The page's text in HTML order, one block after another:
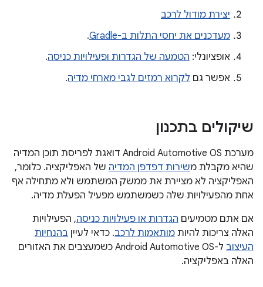
יצירת מודול לרכב
מעדכנים את יחסי התלות ב-Gradle
.
אופציונלי: הטמעה של הגדרות ופעילויות כניסה.
אפשר גם לקרוא רמזים לגבי מארחי מדיה.
שיקולים בתכנון
מערכת Android Automotive OS דואגת לפריסת תוכן המדיה
שהיא מקבלת משירות דפדפן המדיה של האפליקציה. כלומר,
האפליקציה לא מציירת את ממשק המשתמש ולא מתחילה אף
אחת מהפעילויות שלה כשמשתמש מפעיל הפעלת מדיה.
אם אתם מטמיעים הגדרות או פעילויות כניסה, הפעילויות
האלה צריכות להיות מותאמות לרכב. כדאי לעיין בהנחיות
העיצוב
ל-Android Automotive OS כשמעצבים את האזורים
האלה באפליקציה.